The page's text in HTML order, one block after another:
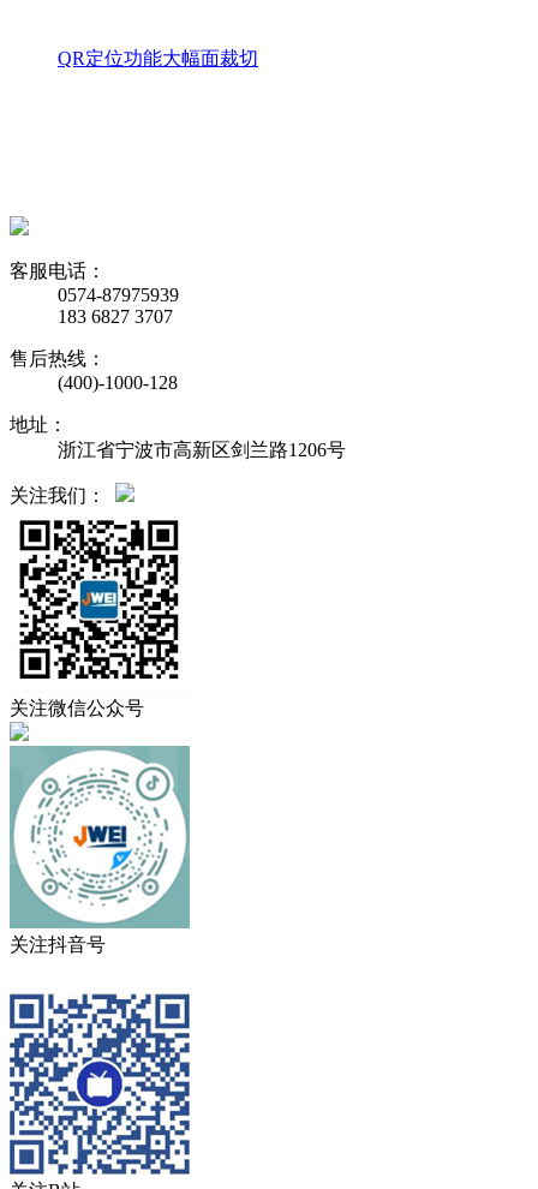
QR定位功能大幅面裁切
客服电话：
0574-87975939
183 6827 3707
售后热线：
(400)-1000-128
地址：
浙江省宁波市高新区剑兰路1206号
关注我们：
关注微信公众号
关注抖音号